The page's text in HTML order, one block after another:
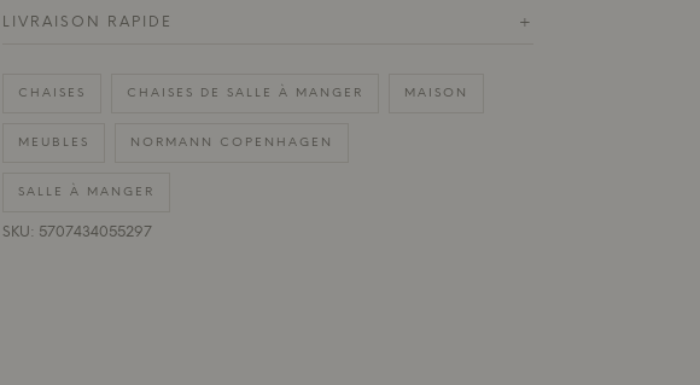
LIVRAISON RAPIDE +
CHAISES CHAISES DE SALLE À MANGER MAISON
MEUBLES NORMANN COPENHAGEN
SALLE À MANGER
SKU: 5707434055297